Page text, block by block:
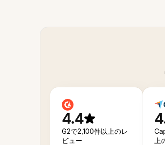
4.4
G2で2,100件以上のレ
ビュー
上